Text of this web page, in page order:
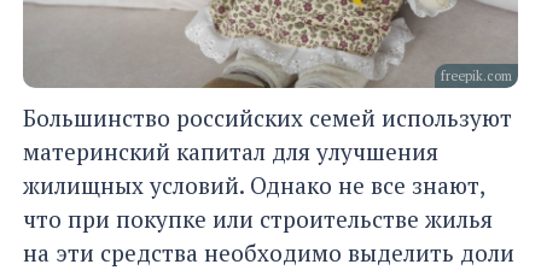
freepik.com
Большинство российских семей используют
материнский капитал для улучшения
жилищных условий. Однако не все знают,
что при покупке или строительстве жилья
на эти средства необходимо выделить доли